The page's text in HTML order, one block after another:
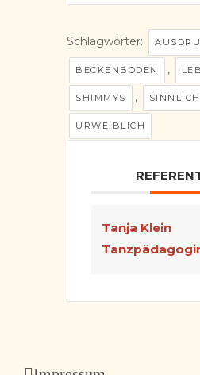
Schlagwörter:
BECKENBODEN ,
SHIMMYS ,
URWEIBLICH
Tanja Klein